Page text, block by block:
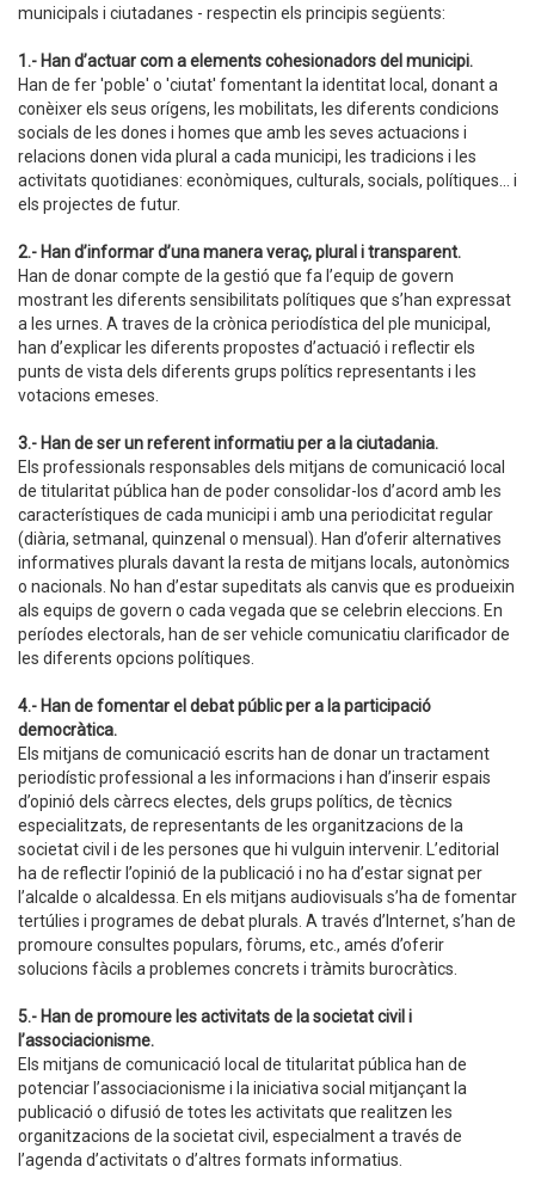
municipals i ciutadanes - respectin els principis següents:
1.- Han d’actuar com a elements cohesionadors del municipi.
Han de fer 'poble' o 'ciutat' fomentant la identitat local, donant a
conèixer els seus orígens, les mobilitats, les diferents condicions
socials de les dones i homes que amb les seves actuacions i
relacions donen vida plural a cada municipi, les tradicions i les
activitats quotidianes: econòmiques, culturals, socials, polítiques... i
els projectes de futur.
2.- Han d’informar d’una manera veraç, plural i transparent.
Han de donar compte de la gestió que fa l’equip de govern
mostrant les diferents sensibilitats polítiques que s’han expressat
a les urnes. A traves de la crònica periodística del ple municipal,
han d’explicar les diferents propostes d’actuació i reflectir els
punts de vista dels diferents grups polítics representants i les
votacions emeses.
3.- Han de ser un referent informatiu per a la ciutadania.
Els professionals responsables dels mitjans de comunicació local
de titularitat pública han de poder consolidar-los d’acord amb les
característiques de cada municipi i amb una periodicitat regular
(diària, setmanal, quinzenal o mensual). Han d’oferir alternatives
informatives plurals davant la resta de mitjans locals, autonòmics
o nacionals. No han d’estar supeditats als canvis que es produeixin
als equips de govern o cada vegada que se celebrin eleccions. En
períodes electorals, han de ser vehicle comunicatiu clarificador de
les diferents opcions polítiques.
4.- Han de fomentar el debat públic per a la participació
democràtica.
Els mitjans de comunicació escrits han de donar un tractament
periodístic professional a les informacions i han d’inserir espais
d’opinió dels càrrecs electes, dels grups polítics, de tècnics
especialitzats, de representants de les organitzacions de la
societat civil i de les persones que hi vulguin intervenir. L’editorial
ha de reflectir l’opinió de la publicació i no ha d’estar signat per
l’alcalde o alcaldessa. En els mitjans audiovisuals s’ha de fomentar
tertúlies i programes de debat plurals. A través d’Internet, s’han de
promoure consultes populars, fòrums, etc., amés d’oferir
solucions fàcils a problemes concrets i tràmits burocràtics.
5.- Han de promoure les activitats de la societat civil i
l’associacionisme.
Els mitjans de comunicació local de titularitat pública han de
potenciar l’associacionisme i la iniciativa social mitjançant la
publicació o difusió de totes les activitats que realitzen les
organitzacions de la societat civil, especialment a través de
l’agenda d’activitats o d’altres formats informatius.